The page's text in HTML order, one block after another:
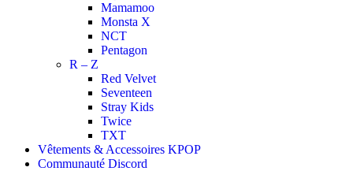
Mamamoo
Monsta X
NCT
Pentagon
R – Z
Red Velvet
Seventeen
Stray Kids
Twice
TXT
Vêtements & Accessoires KPOP
Communauté Discord